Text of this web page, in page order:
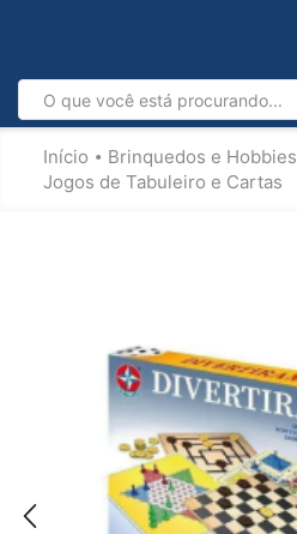
Início • Brinquedos e Hobbies
Jogos de Tabuleiro e Cartas